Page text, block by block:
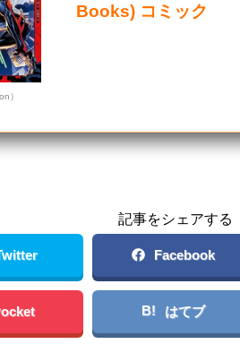
）
Books) コミック
記事をシェアする
Facebook
B! はてブ